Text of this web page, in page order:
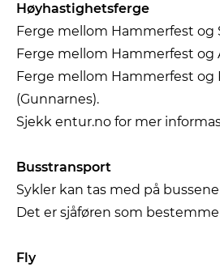
Høyhastighetsferge
Ferge mellom Hammerfest og
Ferge mellom Hammerfest og
Ferge mellom Hammerfest og
(Gunnarnes).
Sjekk entur.no for mer
Busstransport
Sykler kan tas med på
Det er sjåføren som
Fly